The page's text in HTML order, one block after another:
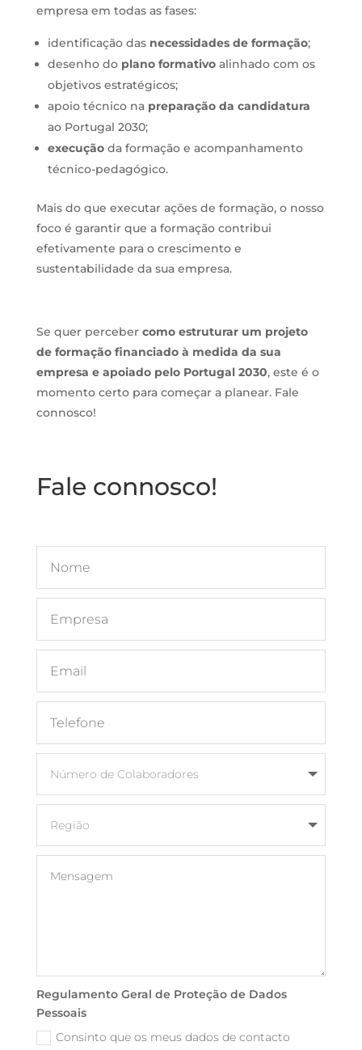
empresa em todas as fases:
identificação das necessidades de formação;
desenho do plano formativoalinhado com os
objetivos estratégicos;
apoio técnico na preparação da candidatura
ao Portugal 2030;
execução da formação e acompanhamento
técnico-pedagógico.
Mais do que executar ações de formação, o nosso
foco é garantir que a formação contribui
efetivamente para o crescimento e
sustentabilidade da sua empresa.
Se quer perceber como estruturar um projeto
de formação financiado à medida da sua
empresa e apoiado pelo Portugal 2030, este é o
momento certo para começar a planear. Fale
connosco!
Fale connosco!
Regulamento Geral de Proteção de Dados
Pessoais
Consinto que os meus dados de contacto